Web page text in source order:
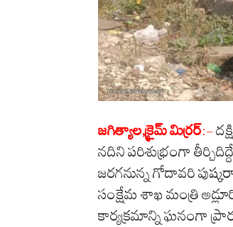
జగిత్యాల,క్రైమ్ మిర్రర్:-
నదిని పరిశుభ్రంగా
జరగనున్న గోదావరి
సంక్షేమ శాఖ మంత్రి
కార్యక్రమాన్ని ఘనంగా